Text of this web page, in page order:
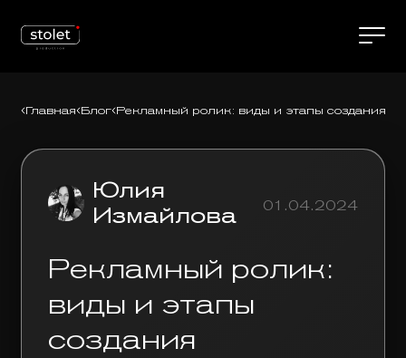
Главная Блог Рекламный ролик: виды и этапы создания
Юлия
Измайлова
01.04.2024
Рекламный ролик:
виды и этапы
создания